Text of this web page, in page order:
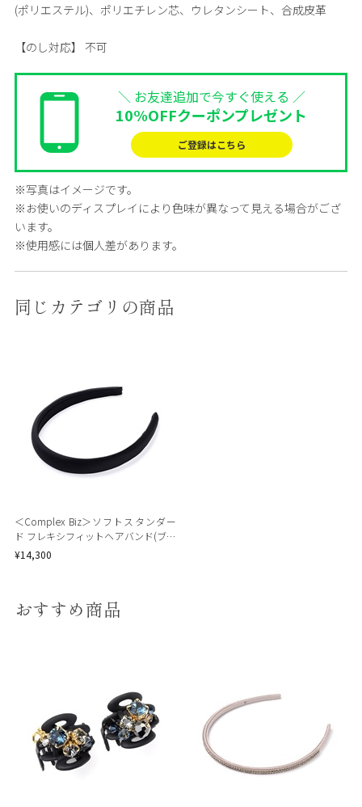
(ポリエステル)、ポリエチレン芯、ウレタンシート、合成皮革
【のし対応】 不可
＼ お友達追加で今すぐ使える ／
10%OFFクーポンプレゼント
ご登録はこちら
※写真はイメージです。
※お使いのディスプレイにより色味が異なって見える場合がござ
います。
※使用感には個人差があります。
同じカテゴリの商品
＜Complex Biz＞ソフトスタンダー
ド フレキシフィットヘアバンド(ブラ
ック)
¥14,300
おすすめ商品